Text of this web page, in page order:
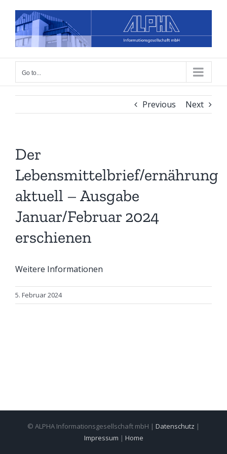
content
Go to...
Previous Next
Der
Lebensmittelbrief/ernährung
aktuell – Ausgabe
Januar/Februar 2024
erschienen
Weitere Informationen
5. Februar 2024
© ALPHA Informationsgesellschaft mbH | Datenschutz |
Impressum | Home